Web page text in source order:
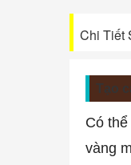
Chi Tiết
Tạo
Có
vàng